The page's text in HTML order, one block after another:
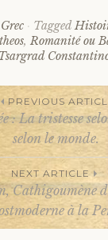
Grec Tagged
, Romanité ou
PREVIOUS
: La tristesse
selon le monde.
NEXT ARTICLE
Cathigoumène
à la